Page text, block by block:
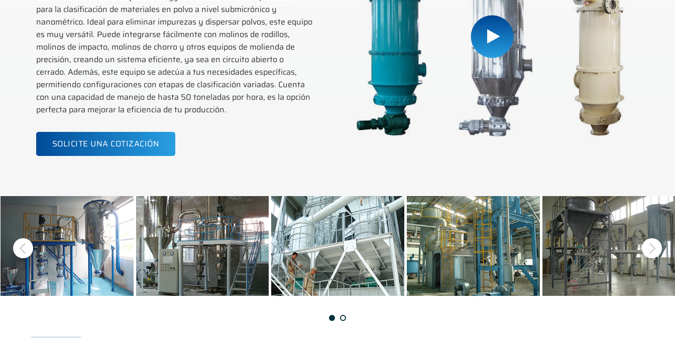
para la clasificación de materiales en polvo a nivel submicrónico y
nanométrico. Ideal para eliminar impurezas y dispersar polvos, este equipo
es muy versátil. Puede integrarse fácilmente con molinos de rodillos,
molinos de impacto, molinos de chorro y otros equipos de molienda de
precisión, creando un sistema eficiente, ya sea en circuito abierto o
cerrado. Además, este equipo se adecúa a tus necesidades específicas,
permitiendo configuraciones con etapas de clasificación variadas. Cuenta
con una capacidad de manejo de hasta 50 toneladas por hora, es la opción
perfecta para mejorar la eficiencia de tu producción.
SOLICITE UNA COTIZACIÓN